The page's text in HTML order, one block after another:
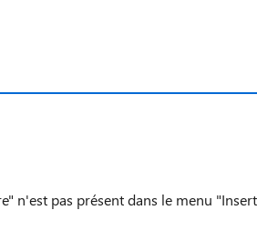
n'est pas présent dans le menu